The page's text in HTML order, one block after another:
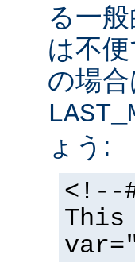
る一
は不
の場
ょう:
<!--